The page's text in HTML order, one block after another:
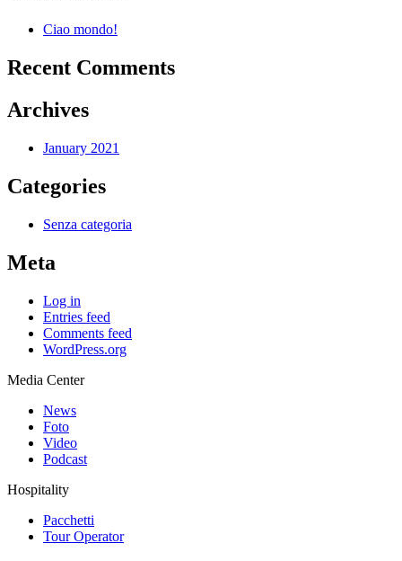
Ciao mondo!
Recent Comments
Archives
January 2021
Categories
Senza categoria
Meta
Log in
Entries feed
Comments feed
WordPress.org
Media Center
News
Foto
Video
Podcast
Hospitality
Pacchetti
Tour Operator